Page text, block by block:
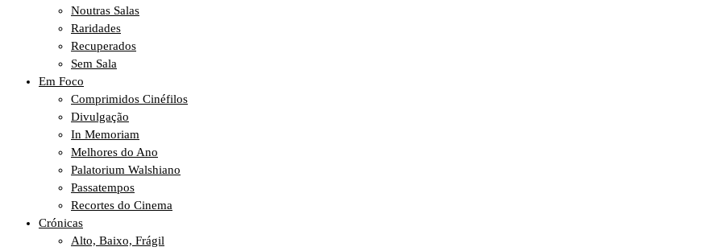
Noutras Salas
Raridades
Recuperados
Sem Sala
Em Foco
Comprimidos Cinéfilos
Divulgação
In Memoriam
Melhores do Ano
Palatorium Walshiano
Passatempos
Recortes do Cinema
Crónicas
Alto, Baixo, Frágil